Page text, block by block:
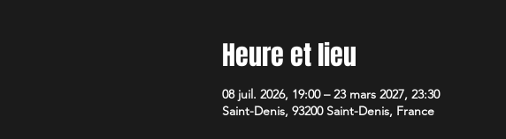
Heure et lieu
08 juil. 2026, 19:00 – 23 mars 2027, 23:30
Saint-Denis, 93200 Saint-Denis, France